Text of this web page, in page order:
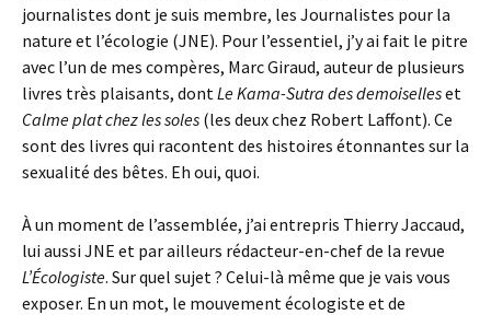
journalistes dont je suis membre, les Journalistes pour la
nature et l’écologie (JNE). Pour l’essentiel, j’y ai fait le pitre
avec l’un de mes compères, Marc Giraud, auteur de plusieurs
livres très plaisants, dontLe Kama-Sutra des demoiselleset
Calme plat chez les soles (les deux chez Robert Laffont). Ce
sont des livres qui racontent des histoires étonnantes sur la
sexualité des bêtes. Eh oui, quoi.
À un moment de l’assemblée, j’ai entrepris Thierry Jaccaud,
lui aussi JNE et par ailleurs rédacteur-en-chef de la revue
L’Écologiste. Sur quel sujet ? Celui-là même que je vais vous
exposer. En un mot, le mouvement écologiste et de